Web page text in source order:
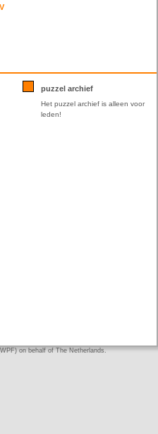
puzzel archief
Het puzzel archief is alleen voor
leden!
on behalf of The Netherlands.